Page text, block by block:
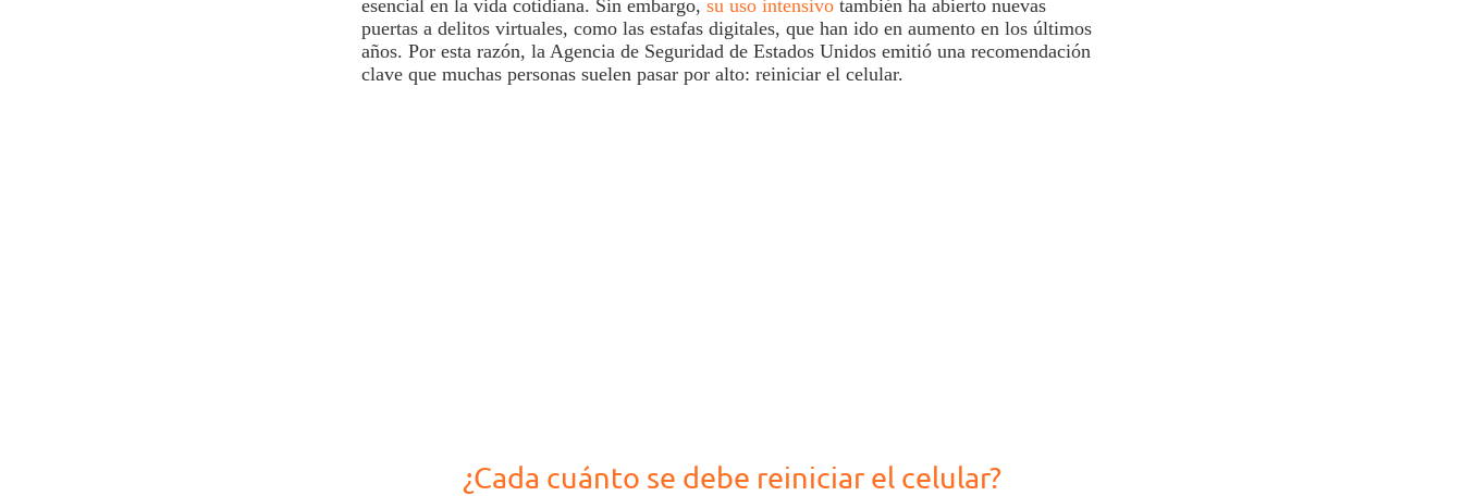
esencial en la vida cotidiana. Sin embargo, su uso intensivotambién ha abierto nuevas
puertas a delitos virtuales, como las estafas digitales, que han ido en aumento en los últimos
años. Por esta razón, la Agencia de Seguridad de Estados Unidos emitió una recomendación
clave que muchas personas suelen pasar por alto: reiniciar el celular.
¿Cada cuánto se debe reiniciar el celular?